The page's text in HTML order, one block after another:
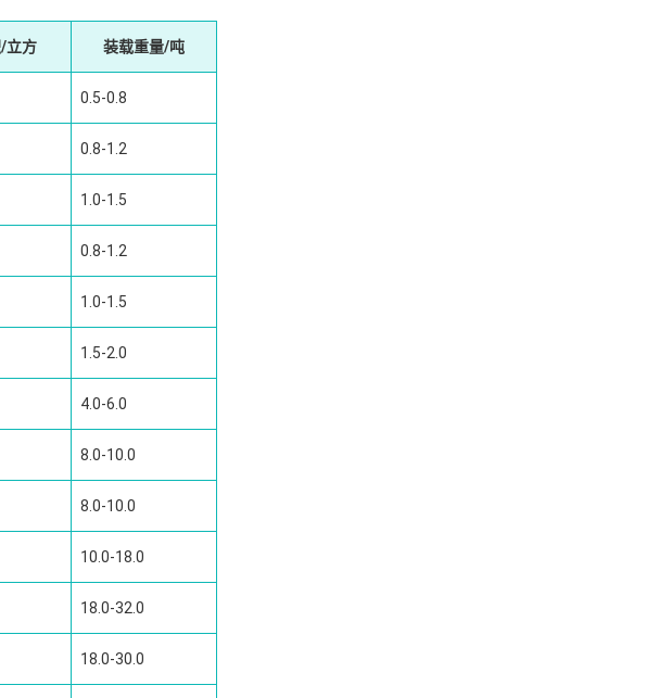
立方 装载重量/吨
0.5-0.8
0.8-1.2
1.0-1.5
0.8-1.2
1.0-1.5
1.5-2.0
4.0-6.0
8.0-10.0
8.0-10.0
10.0-18.0
18.0-32.0
18.0-30.0